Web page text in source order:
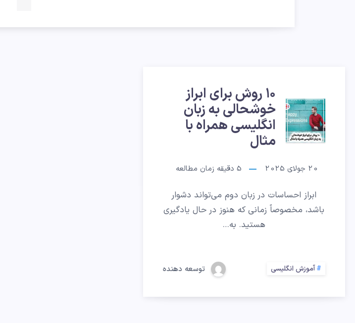
۱۰
روش
برای
ابراز
خوشحالی
انگلیسی
همراه
۱۰ روش برای ابراز
خوشحالی به زبان
انگلیسی همراه با
مثال
20 جولای 2025 5دقیقه زمان مطالعه
ابراز احساسات در زبان دوم می‌تواند دشوار
باشد، مخصوصاً زمانی که هنوز در حال یادگیری
هستید. به…
آموزش انگلیسی توسعه دهنده